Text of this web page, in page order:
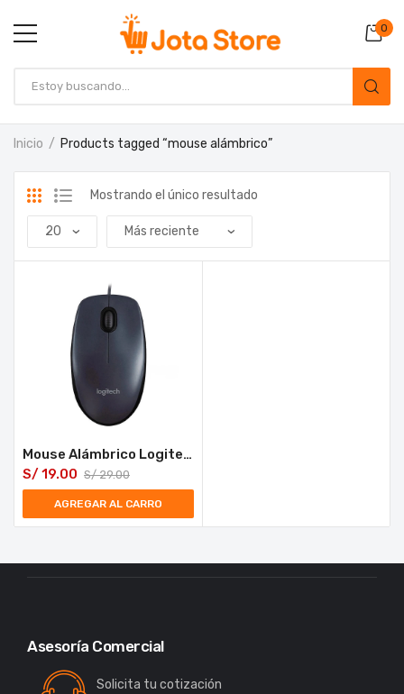
0
Inicio Products tagged “mouse alámbrico”
Mostrando el único resultado
Mouse Alámbrico Logitech M90 con Sensor Óptico 1000 dpi
S/29.00
S/19.00
AGREGAR AL CARRO
Asesoría Comercial
Solicita tu cotización